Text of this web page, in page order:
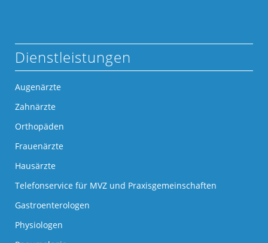
Dienstleistungen
Augenärzte
Zahnärzte
Orthopäden
Frauenärzte
Hausärzte
Telefonservice für MVZ und Praxisgemeinschaften
Gastroenterologen
Physiologen